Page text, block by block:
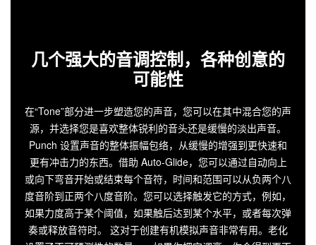
几个强大的音调控制，各种创意的
可能性
在“Tone”部分进一步塑造您的声音，您可以在其中混合您的声
源，并选择您是喜欢整体锐利的音头还是缓慢的淡出声音。
Punch 设置声音的整体振幅包络，从缓慢的增强到更快速和
更有冲击力的东西。借助 Auto-Glide，您可以通过自动向上
或向下弯音开始或结束每个音符，时间和范围可以从负两个八
度音阶到正两个八度音阶。您可以选择触发它的方式，例如，
如果力度高于某个阈值，如果触后达到某个水平，或者每次弹
奏或释放音符时。 这对于创建有机模拟声音非常有用。老化